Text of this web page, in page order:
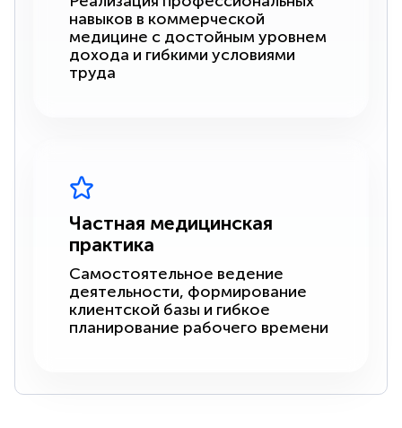
навыков в коммерческой
медицине с достойным уровнем
дохода и гибкими условиями
труда
Частная медицинская
практика
Самостоятельное ведение
деятельности, формирование
клиентской базы и гибкое
планирование рабочего времени